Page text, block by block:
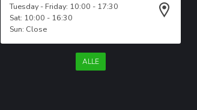
Tuesday - Friday: 10:00 - 17:30
Sat: 10:00 - 16:30
Sun: Close
ALLE